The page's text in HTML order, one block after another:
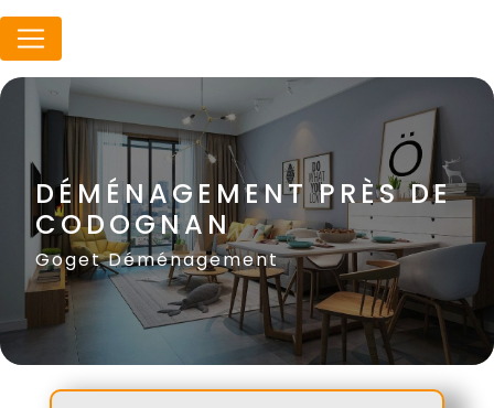
DÉMÉNAGEMENT PRÈS DE
CODOGNAN
Goget Déménagement
Panneau de gestion des cookies